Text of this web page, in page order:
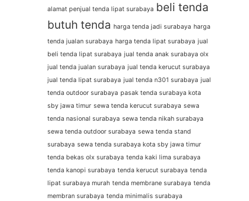
alamat penjual tenda lipat surabaya beli tenda
butuh tenda harga tenda jadi surabaya harga
tenda jualan surabaya harga tenda lipat surabaya jual
beli tenda lipat surabaya jual tenda anak surabaya olx
jual tenda jualan surabaya jual tenda kerucut surabaya
jual tenda lipat surabaya jual tenda n301 surabaya jual
tenda outdoor surabaya pasak tenda surabaya kota
sby jawa timur sewa tenda kerucut surabaya sewa
tenda nasional surabaya sewa tenda nikah surabaya
sewa tenda outdoor surabaya sewa tenda stand
surabaya sewa tenda surabaya kota sby jawa timur
tenda bekas olx surabaya tenda kaki lima surabaya
tenda kanopi surabaya tenda kerucut surabaya tenda
lipat surabaya murah tenda membrane surabaya tenda
membran surabaya tenda minimalis surabaya